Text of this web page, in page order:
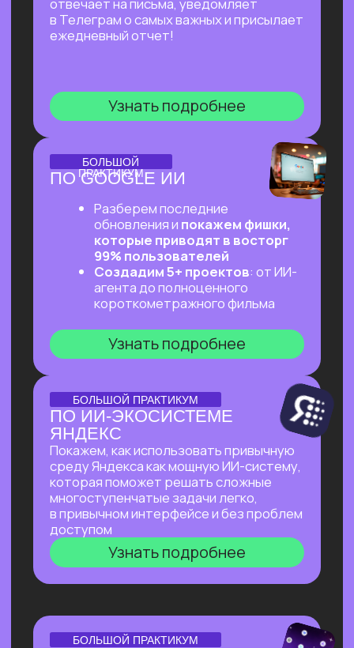
БОЛЬШОЙ ПРАКТИКУМ
ПО ИИ-АГЕНТУ
PERPLEXITY COMPUTER
На реальных задачах покажем, на что
Узнать подробнее
ОНЛАЙН-ПРАКТИКУМ
ПЕРВЫЙ ПРАКТИКУМ
ПО ВАЙБКОДИНГУ
ВСЕХ, КТО «НЕ ТЕХНАРЬ»
Обещаем: за 2 часа переведем тебя
из точки «Это точно не для меня»
в точку «Я тоже могу вайб-кодить!»
Узнать подробнее
ПОДРАБОТКА НА ИИ
ДЛЯ КАЖДОГО
Разберем, на каких задачах можно
выстроить стабильную подработку
от 30 т.р. с помощью простых ИИ-
✔ Без технического бэкграунда
✔ Без смены профессии и опыта
во фрилансе
✔ Даже если есть всего 2 часа в день
Узнать подробнее
Нейросети 28
IT-профессии 16
Естественный интеллект 1
Высшее образование 2